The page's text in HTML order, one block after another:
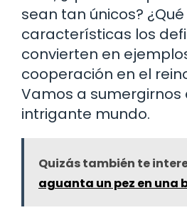
sean tan únicos? ¿Qué
características los
convierten en
cooperación en el
Vamos a sumergirnos
intrigante mundo.
Quizás también te
aguanta un pez en una